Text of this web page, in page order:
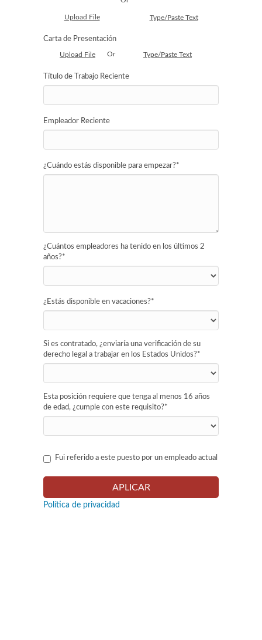
Upload File Type/Paste Text
Carta de Presentación
Upload File Or Type/Paste Text
Título de Trabajo Reciente
Empleador Reciente
¿Cuándo estás disponible para empezar?*
¿Cuántos empleadores ha tenido en los últimos 2
años?*
¿Estás disponible en vacaciones?*
Si es contratado, ¿enviaría una verificación de su
derecho legal a trabajar en los Estados Unidos?*
Esta posición requiere que tenga al menos 16 años
de edad, ¿cumple con este requisito?*
Fui referido a este puesto por un empleado actual
Política de privacidad